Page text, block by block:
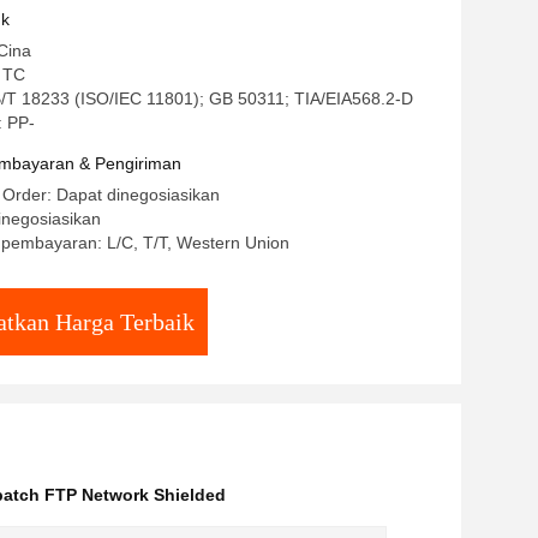
T 18233 (ISO/IEC 11801); GB 50311; TIA/EIA568.2-D
PP-
& Pengiriman
Dapat dinegosiasikan
L/C, T/T, Western Union
Harga Terbaik
FTP Network Shielded